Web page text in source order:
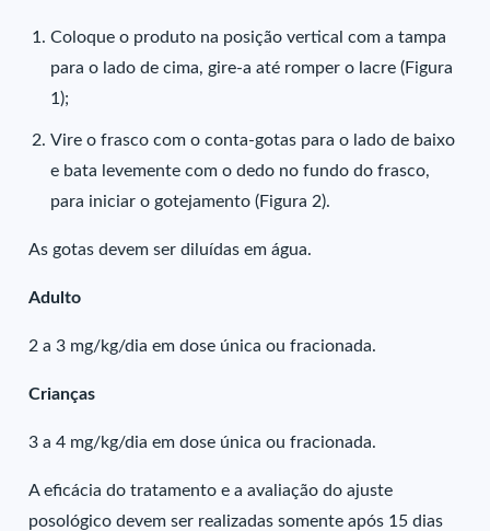
Coloque o produto na posição vertical com a tampa
para o lado de cima, gire-a até romper o lacre (Figura
1);
Vire o frasco com o conta-gotas para o lado de baixo
e bata levemente com o dedo no fundo do frasco,
para iniciar o gotejamento (Figura 2).
As gotas devem ser diluídas em água.
Adulto
2 a 3 mg/kg/dia em dose única ou fracionada.
Crianças
3 a 4 mg/kg/dia em dose única ou fracionada.
A eficácia do tratamento e a avaliação do ajuste
posológico devem ser realizadas somente após 15 dias